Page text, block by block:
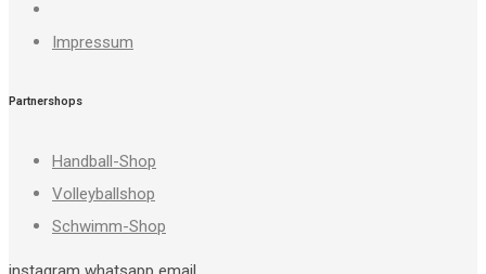
Impressum
Partnershops
Handball-Shop
Volleyballshop
Schwimm-Shop